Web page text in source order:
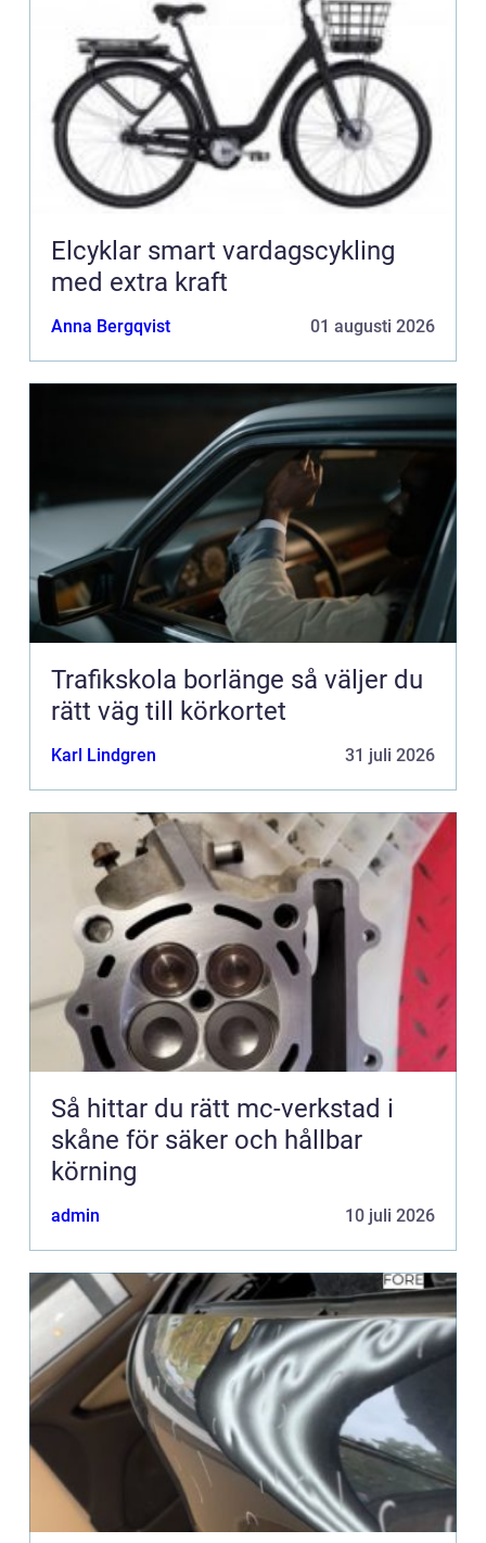
Elcyklar smart vardagscykling
med extra kraft
Anna Bergqvist 01 augusti 2026
Trafikskola borlänge så väljer du
rätt väg till körkortet
Karl Lindgren 31 juli 2026
Så hittar du rätt mc-verkstad i
skåne för säker och hållbar
körning
admin 10 juli 2026